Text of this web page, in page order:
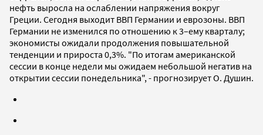
нефть выросла на ослаблении напряжения вокруг
Греции. Сегодня выходит ВВП Германии и еврозоны. ВВП
Германии не изменился по отношению к 3–ему кварталу;
экономисты ожидали продолжения повышательной
тенденции и прироста 0,3%. "По итогам американской
сессии в конце недели мы ожидаем небольшой негатив на
открытии сессии понедельника", - прогнозирует О. Душин.